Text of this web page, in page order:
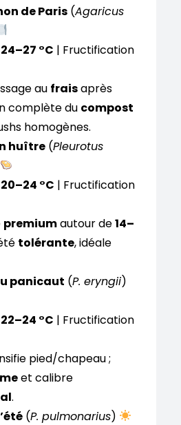
de Paris (Agaricus
24–27 °C | Fructification
au fraisaprès
complète du compost
homogènes.
huître (Pleurotus
20–24 °C | Fructification
premiumautour de14–
tolérante, idéale
panicaut (P. eryngii)
22–24 °C | Fructification
pied/chapeau ;
et calibre
.
(P. pulmonarius)